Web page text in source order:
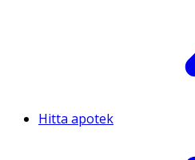
Hitta apotek